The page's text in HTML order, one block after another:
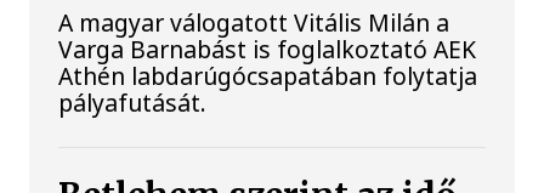
A magyar válogatott Vitális Milán a
Varga Barnabást is foglalkoztató AEK
Athén labdarúgócsapatában folytatja
pályafutását.